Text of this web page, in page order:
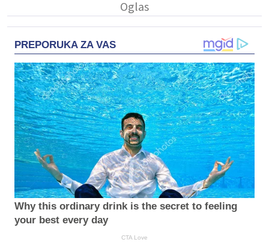
PREPORUKA ZA VAS
Why this ordinary drink is the secret to feeling
your best every day
CTA Love